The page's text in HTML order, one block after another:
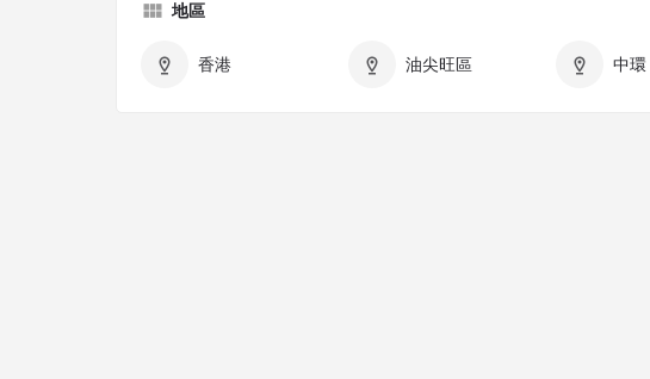
地區
香港 油尖旺區 中環